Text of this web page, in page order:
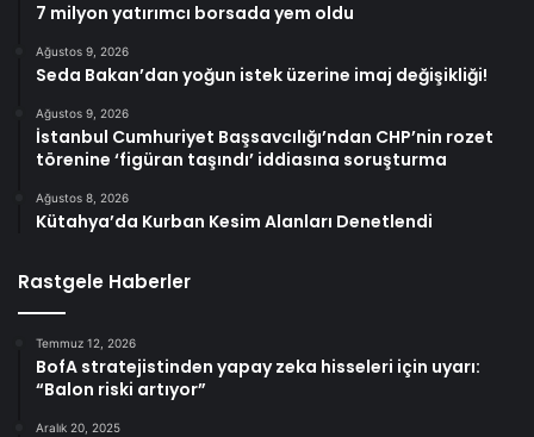
7 milyon yatırımcı borsada yem oldu
Ağustos 9, 2026
Seda Bakan’dan yoğun istek üzerine imaj değişikliği!
Ağustos 9, 2026
İstanbul Cumhuriyet Başsavcılığı’ndan CHP’nin rozet
törenine ‘figüran taşındı’ iddiasına soruşturma
Ağustos 8, 2026
Kütahya’da Kurban Kesim Alanları Denetlendi
Rastgele Haberler
Temmuz 12, 2026
BofA stratejistinden yapay zeka hisseleri için uyarı:
“Balon riski artıyor”
Aralık 20, 2025